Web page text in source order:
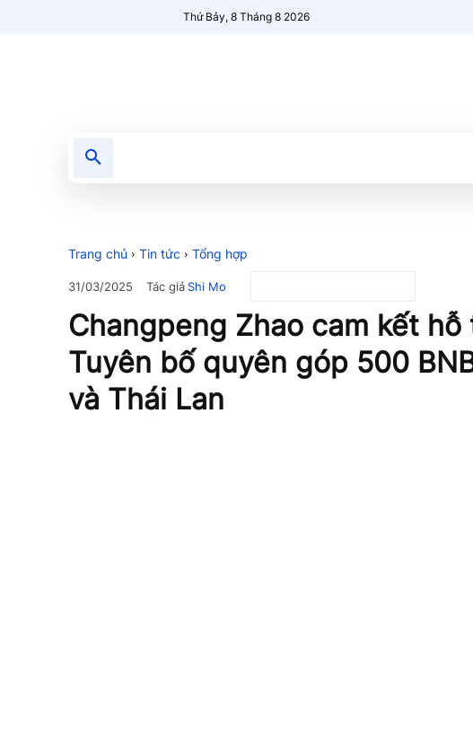
Thứ Bảy, 8 Tháng 8 2026
Trang chủ Tin tức Tổng hợp
31/03/2025 Tác giảShi Mo
Changpeng Zhao cam kết hỗ
Tuyên bố quyên góp 500
và Thái Lan